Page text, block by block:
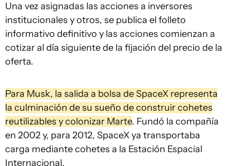
Una vez asignadas las acciones a inversores
institucionales y otros, se publica el folleto
informativo definitivo y las acciones comienzan a
cotizar al día siguiente de la fijación del precio de la
oferta.
Para Musk, la salida a bolsa de SpaceX representa
la culminación de su sueño de construir cohetes
reutilizables y colonizar Marte. Fundó la compañía
en 2002 y, para 2012, SpaceX ya transportaba
carga mediante cohetes a la Estación Espacial
Internacional.